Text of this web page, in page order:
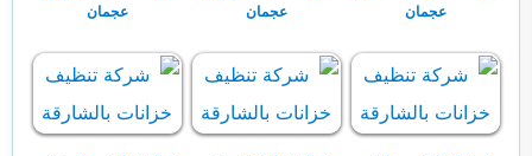
عجمان
عجمان
عجمان